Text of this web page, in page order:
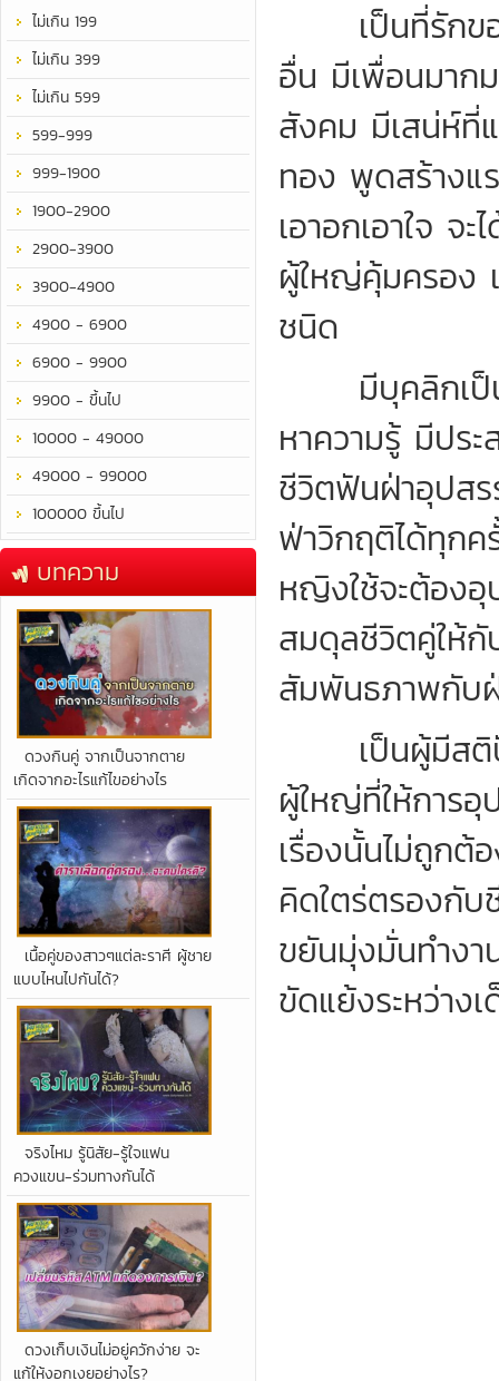
ไม่เกิน 199
ไม่เกิน 399
ไม่เกิน 599
599-999
999-1900
1900-2900
2900-3900
3900-4900
4900 - 6900
6900 - 9900
9900 - ขึ้นไป
10000 - 49000
49000 - 99000
100000 ขึ้นไป
บทความ
​ดวงกินคู่ จากเป็นจากตาย
เกิดจากอะไรแก้ไขอย่างไร
เนื้อคู่ของสาวๆแต่ละราศี ผู้ชาย
แบบไหนไปกันได้?
จริงไหม รู้นิสัย-รู้ใจแฟน
ควงแขน-ร่วมทางกันได้
ดวงเก็บเงินไม่อยู่ควักง่าย จะ
แก้ให้งอกเงยอย่างไร?
เป็นที่รักของ
อื่น มีเพื่อนมาก
สังคม มีเสน่ห์ที่
ทอง พูดสร้างแ
เอาอกเอาใจ จ
ผู้ใหญ่คุ้มครอง
ชนิด
มีบุคลิกเป็น
หาความรู้ มีปร
ชีวิตฟันฝ่าอุปส
ฟ่าวิกฤติได้ทุกค
หญิงใช้จะต้องอุ
สมดุลชีวิตคู่ให้
สัมพันธภาพกับ
เป็นผู้มีสติปั
ผู้ใหญ่ที่ให้การอุ
เรื่องนั้นไม่ถูกต้
คิดใตร่ตรองกับ
ขยันมุ่งมั่นทำงา
ขัดแย้งระหว่าง